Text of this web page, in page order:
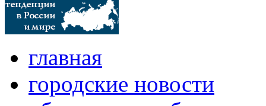
главная
городские новости